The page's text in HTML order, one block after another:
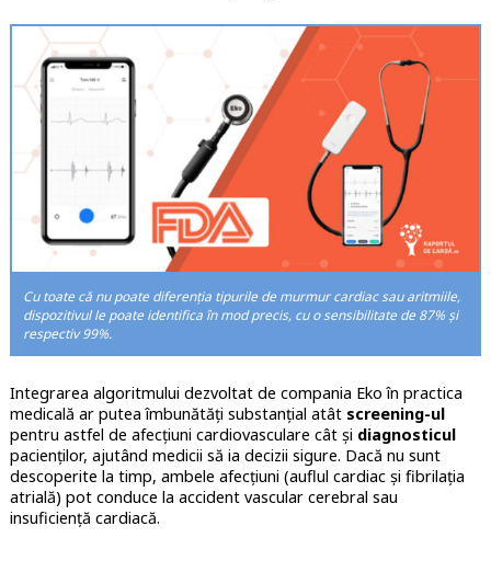
Cu toate că nu poate diferenția tipurile de murmur cardiac sau aritmiile,
dispozitivul le poate identifica în mod precis, cu o sensibilitate de 87% și
respectiv 99%.
Integrarea algoritmului dezvoltat de compania Eko în practica
medicală ar putea îmbunătăți substanțial atât screening-ul
pentru astfel de afecțiuni cardiovasculare cât și diagnosticul
pacienților, ajutând medicii să ia decizii sigure. Dacă nu sunt
descoperite la timp, ambele afecțiuni (auflul cardiac și fibrilația
atrială) pot conduce la accident vascular cerebral sau
insuficiență cardiacă.